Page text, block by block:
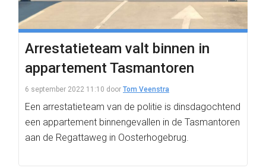
Arrestatieteam valt binnen in
appartement Tasmantoren
6 september 2022 11:10 door Tom Veenstra
Een arrestatieteam van de politie is dinsdagochtend
een appartement binnengevallen in de Tasmantoren
aan de Regattaweg in Oosterhogebrug.